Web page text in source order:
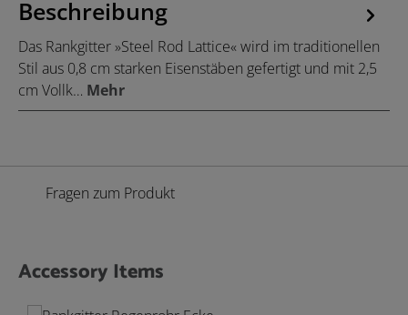
Beschreibung
Das Rankgitter »Steel Rod Lattice« wird im traditionellen
Stil aus 0,8 cm starken Eisenstäben gefertigt und mit 2,5
cm Vollk… Mehr
Fragen zum Produkt
Produktgalerie überspringen
Accessory Items